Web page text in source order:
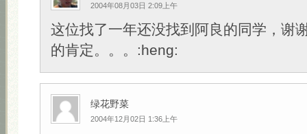
2004年08月03日 2:09上午
这位找了一年还没找到阿良的同学，谢
的肯定。。。:heng:
绿花野菜
2004年12月02日 1:36上午